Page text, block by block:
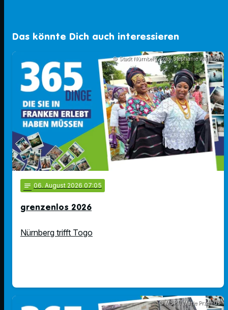
Das könnte Dich auch interessieren
© Stadt Nürnberg; Foto: Stephanie Wimmer
notes 06. August 2026 07:05
grenzenlos 2026
Nürnberg trifft Togo
© MSPT/ Marie Przemus